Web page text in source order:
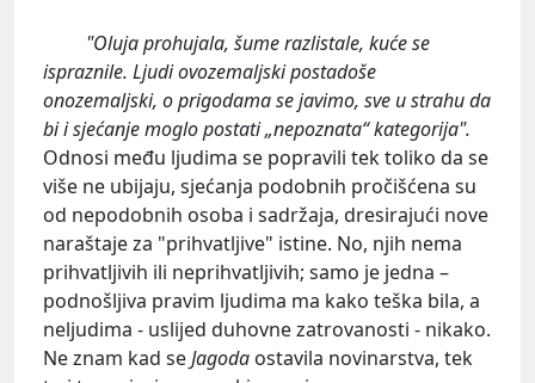
"Oluja prohujala, šume razlistale, kuće se
ispraznile. Ljudi ovozemaljski postadoše
onozemaljski, o prigodama se javimo, sve u strahu da
bi i sjećanje moglo postati „nepoznata“ kategorija".
Odnosi među ljudima se popravili tek toliko da se
više ne ubijaju, sjećanja podobnih pročišćena su
od nepodobnih osoba i sadržaja, dresirajući nove
naraštaje za "prihvatljive" istine. No, njih nema
prihvatljivih ili neprihvatljivih; samo je jedna –
podnošljiva pravim ljudima ma kako teška bila, a
neljudima - uslijed duhovne zatrovanosti - nikako.
Ne znam kad seJagoda ostavila novinarstva, tek